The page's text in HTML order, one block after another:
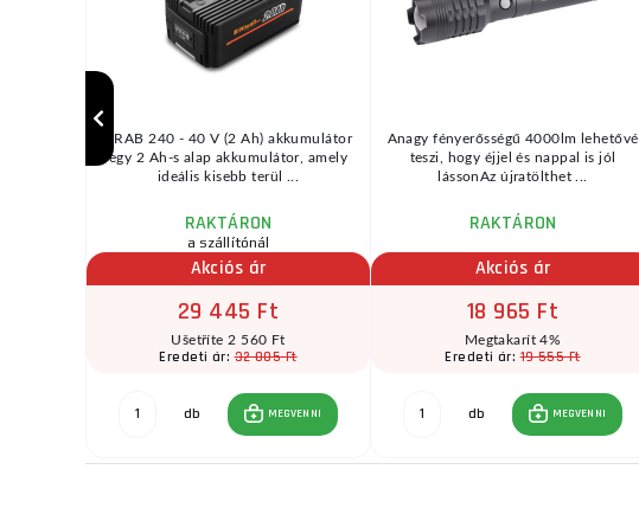
ARAB 240 - 40 V (2 Ah) akkumulátor
egy 2 Ah-s alap akkumulátor, amely
ideális kisebb terül ...
RAKTÁRON
a szállítónál
Akciós ár
29 445 Ft
Ušetříte 2 560 Ft
Eredeti ár:32 005 Ft
db MEGVENNI
Anagy fényerősségű 4000lm lehetővé
teszi, hogy éjjel és nappal is jól
lássonAz újratölthet ...
RAKTÁRON
Akciós ár
18 965 Ft
Megtakarít 4%
Eredeti ár:19 555 Ft
db MEGVENNI